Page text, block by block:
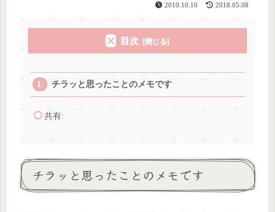
2010.10.10 2018.05.08
目次
チラッと思ったことのメモです
共有:
チラッと思ったことのメモです